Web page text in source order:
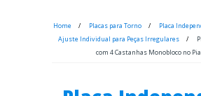
Home Placas para Torno
Placa
Ajuste Individual para Peças Irregulares
com 4 Castanhas Monobloco no